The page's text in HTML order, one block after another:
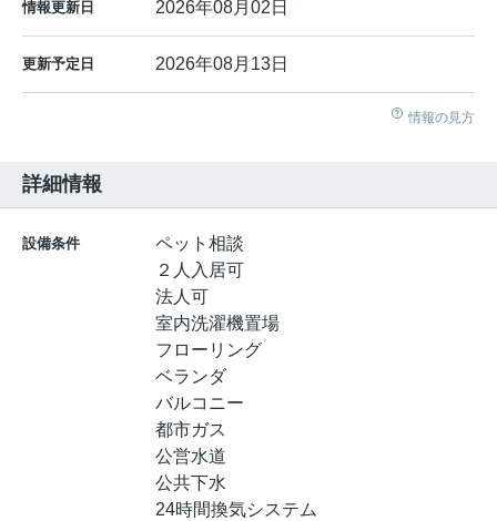
情報更新日 2026年08月02日
更新予定日 2026年08月13日
情報の見方
詳細情報
設備条件
ペット相談
２人入居可
法人可
室内洗濯機置場
フローリング
ベランダ
バルコニー
都市ガス
公営水道
公共下水
24時間換気システム